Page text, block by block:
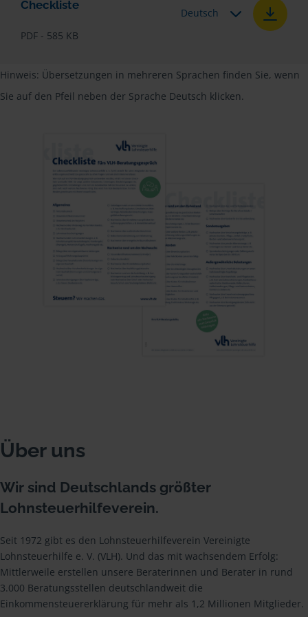
Checkliste
PDF - 585 KB
Deutsch
Hinweis: Übersetzungen in mehreren Sprachen finden Sie, wenn
Sie auf den Pfeil neben der Sprache Deutsch klicken.
Über uns
Wir sind Deutschlands größter
Lohnsteuerhilfeverein.
Seit 1972 gibt es den Lohnsteuerhilfeverein Vereinigte
Lohnsteuerhilfe e. V. (VLH). Und das mit wachsendem Erfolg:
Mittlerweile erstellen unsere Beraterinnen und Berater in rund
3.000 Beratungsstellen deutschlandweit die
Einkommensteuererklärung für mehr als 1,2 Millionen Mitglieder.